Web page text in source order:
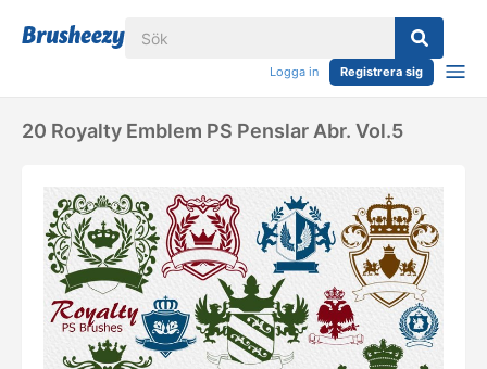
Logga in Registrera sig
20 Royalty Emblem PS Penslar Abr. Vol.5